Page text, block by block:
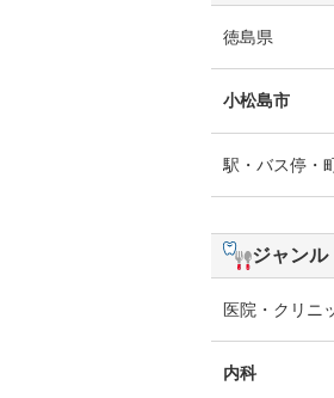
徳島県
小松島市
駅・バス停・
ジャンル
医院・クリニ
内科